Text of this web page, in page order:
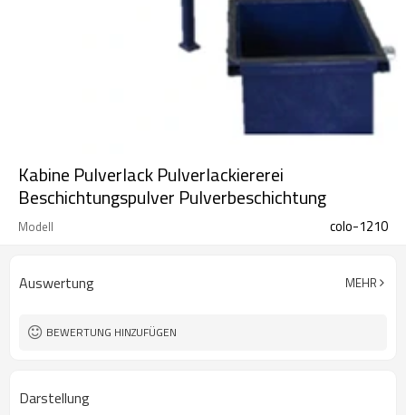
Kabine Pulverlack Pulverlackiererei
Beschichtungspulver Pulverbeschichtung
Modell colo-1210
Auswertung MEHR
BEWERTUNG HINZUFÜGEN
Darstellung